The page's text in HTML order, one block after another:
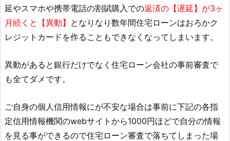
延やスマホや携帯電話の割賦購入での返済の【遅延】が3ヶ
月続くと【異動】 となりなり数年間住宅ローンはおろかク
レジットカードを作ることもできなくなってしまいます。
異動があると銀行だけでなく住宅ローン会社の事前審査で
も全てダメです。
ご自身の個人信用情報にが不安な場合は事前に下記の各指
定信用情報機関のwebサイトから1000円ほどで自分の情報
を見る事ができるので住宅ローン審査で落ちてしまった場